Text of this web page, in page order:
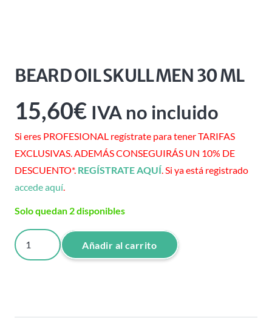
BEARD OIL SKULL MEN 30 ML
15,60€ IVA no incluido
Si eres PROFESIONAL regístrate para tener TARIFAS
EXCLUSIVAS. ADEMÁS CONSEGUIRÁS UN 10% DE
DESCUENTO*. REGÍSTRATE AQUÍ. Si ya está registrado
accede aquí.
Solo quedan 2 disponibles
BEARD
OIL
Añadir al carrito